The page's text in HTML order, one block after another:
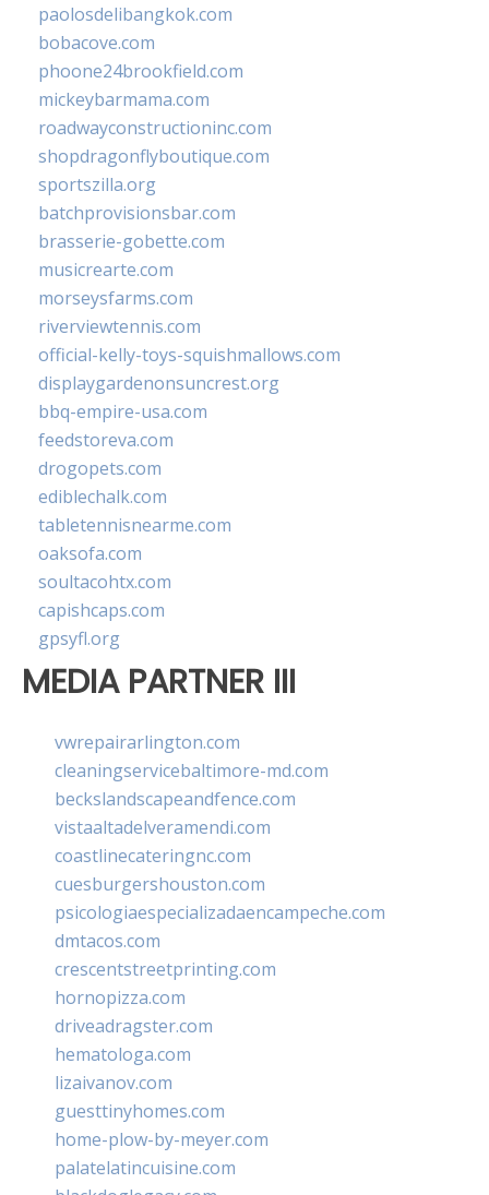
paolosdelibangkok.com
bobacove.com
phoone24brookfield.com
mickeybarmama.com
roadwayconstructioninc.com
shopdragonflyboutique.com
sportszilla.org
batchprovisionsbar.com
brasserie-gobette.com
musicrearte.com
morseysfarms.com
riverviewtennis.com
official-kelly-toys-squishmallows.com
displaygardenonsuncrest.org
bbq-empire-usa.com
feedstoreva.com
drogopets.com
ediblechalk.com
tabletennisnearme.com
oaksofa.com
soultacohtx.com
capishcaps.com
gpsyfl.org
MEDIA PARTNER III
vwrepairarlington.com
cleaningservicebaltimore-md.com
beckslandscapeandfence.com
vistaaltadelveramendi.com
coastlinecateringnc.com
cuesburgershouston.com
psicologiaespecializadaencampeche.com
dmtacos.com
crescentstreetprinting.com
hornopizza.com
driveadragster.com
hematologa.com
lizaivanov.com
guesttinyhomes.com
home-plow-by-meyer.com
palatelatincuisine.com